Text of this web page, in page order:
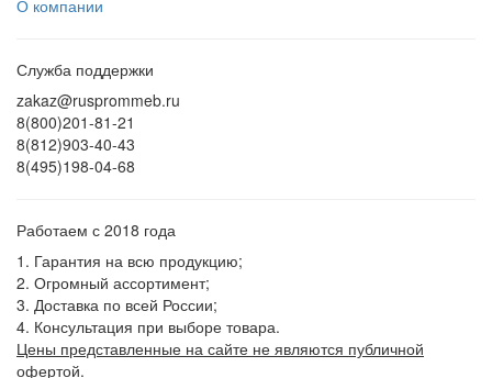
О компании
Служба поддержки
zakaz@rusprommeb.ru
8(800)201-81-21
8(812)903-40-43
8(495)198-04-68
Работаем с 2018 года
1. Гарантия на всю продукцию;
2. Огромный ассортимент;
3. Доставка по всей России;
4. Консультация при выборе товара.
Цены представленные на сайте не являются публичной
офертой.